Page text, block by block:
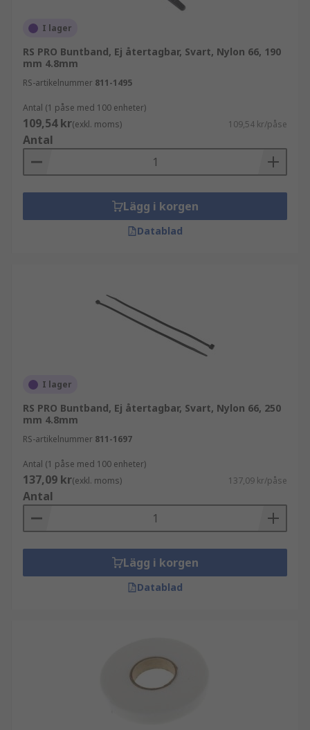
I lager
RS PRO Buntband, Ej återtagbar, Svart, Nylon 66, 190
mm 4.8mm
RS-artikelnummer 811-1495
Antal (1 påse med 100 enheter)
109,54 kr(exkl. moms) 109,54 kr/påse
Antal
Lägg i korgen
Datablad
I lager
RS PRO Buntband, Ej återtagbar, Svart, Nylon 66, 250
mm 4.8mm
RS-artikelnummer 811-1697
Antal (1 påse med 100 enheter)
137,09 kr(exkl. moms) 137,09 kr/påse
Antal
Lägg i korgen
Datablad